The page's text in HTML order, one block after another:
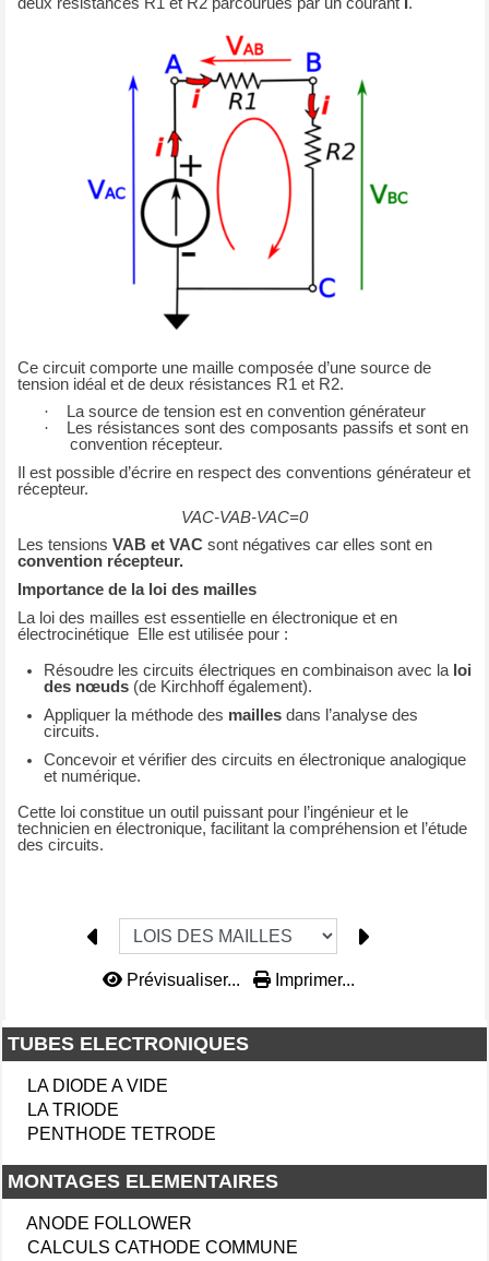
TUBES ELECTRONIQUES
LA DIODE A VIDE
LA TRIODE
PENTHODE TETRODE
MONTAGES ELEMENTAIRES
ANODE FOLLOWER
CALCULS CATHODE COMMUNE
Ce circuit comporte une maille composée d’une source de
tension idéal et de deux résistances R1 et R2.
·
La source de tension est en convention générateur
·
Les résistances sont des composants passifs et sont en
convention récepteur.
Il est possible d’écrire en respect des conventions générateur et
récepteur.
VAC-VAB-VAC=0
Les tensions VAB et VACsont négatives car elles sont en
convention récepteur.
Importance de la loi des mailles
La loi des mailles est essentielle en électronique et en
électrocinétique Elle est utilisée pour :
Résoudre les circuits électriques en combinaison avec la loi
des nœuds(de Kirchhoff également).
Appliquer la méthode des maillesdans l’analyse des
circuits.
Concevoir et vérifier des circuits en électronique analogique
et numérique.
Cette loi constitue un outil puissant pour l’ingénieur et le
technicien en électronique, facilitant la compréhension et l’étude
des circuits.
Prévisualiser... Imprimer...